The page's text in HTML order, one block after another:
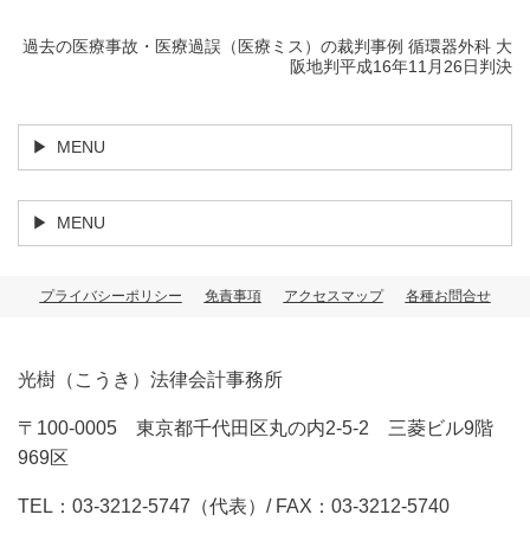
過去の医療事故・医療過誤（医療ミス）の裁判事例 循環器外科 大
阪地判平成16年11月26日判決
MENU
MENU
プライバシーポリシー 免責事項 アクセスマップ 各種お問合せ
光樹（こうき）法律会計事務所
〒100-0005 東京都千代田区丸の内2-5-2 三菱ビル9階
969区
TEL：03-3212-5747（代表）/ FAX：03-3212-5740